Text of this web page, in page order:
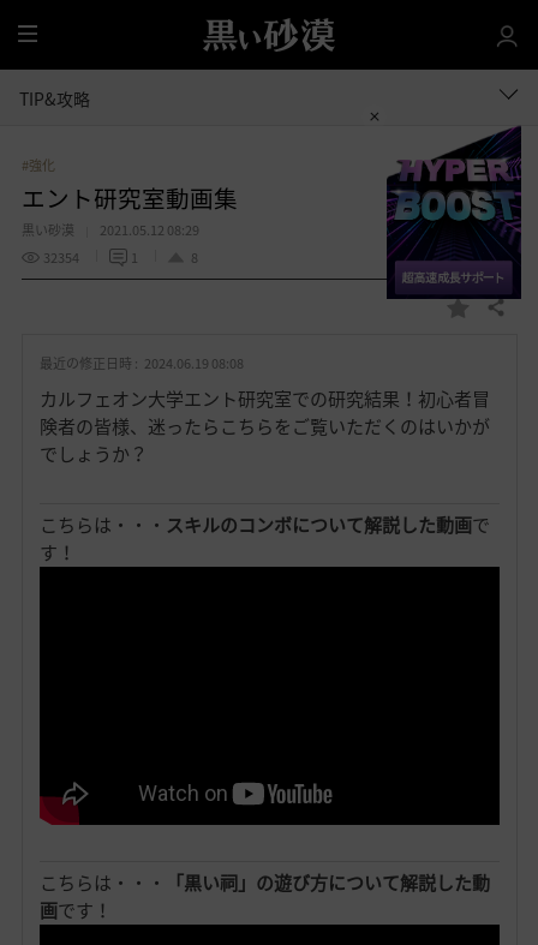
全
体
TIP&攻略
#強化
エント研究室動画集
黒い砂漠
2021.05.12 08:29
32354
1 8
お
入
り
共有する
最近の修正日時 : 2024.06.19 08:08
カルフェオン大学エント研究室での研究結果！初心者冒
険者の皆様、迷ったらこちらをご覧いただくのはいかが
でしょうか？
こちらは・・・ スキルのコンボについて解説した動画で
す！
こちらは・・・
「黒い祠」の遊び方について解説した動
画です！